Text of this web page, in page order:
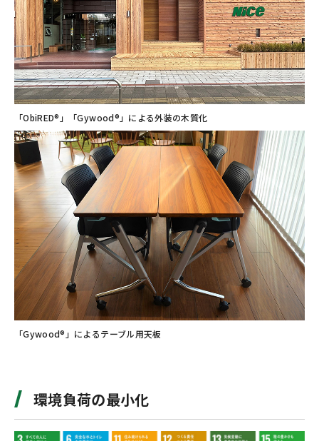
「ObiRED®」「Gywood®」による外装の木質化
「Gywood®」によるテーブル用天板
環境負荷の最小化